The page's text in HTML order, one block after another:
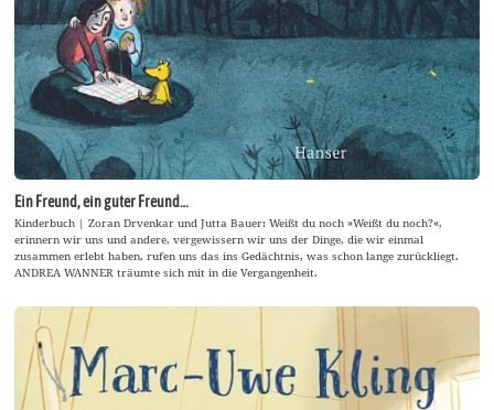
Ein Freund, ein guter Freund…
Kinderbuch | Zoran Drvenkar und Jutta Bauer: Weißt du noch »Weißt du noch?«,
erinnern wir uns und andere, vergewissern wir uns der Dinge, die wir einmal
zusammen erlebt haben, rufen uns das ins Gedächtnis, was schon lange zurückliegt.
ANDREA WANNER träumte sich mit in die Vergangenheit.